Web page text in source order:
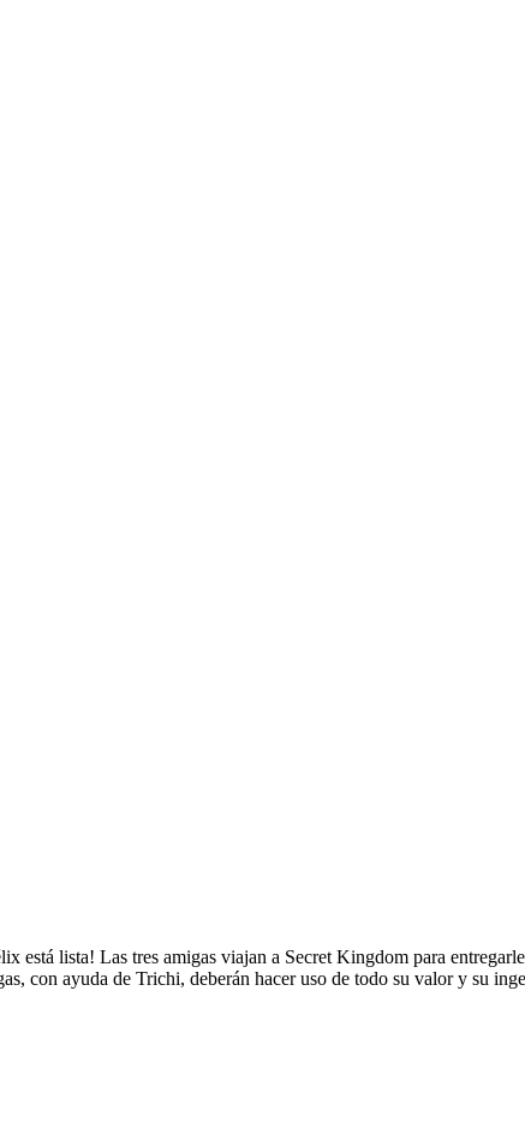
está lista! Las tres amigas viajan a Secret Kingdom para
con ayuda de Trichi, deberán hacer uso de todo su valor y su